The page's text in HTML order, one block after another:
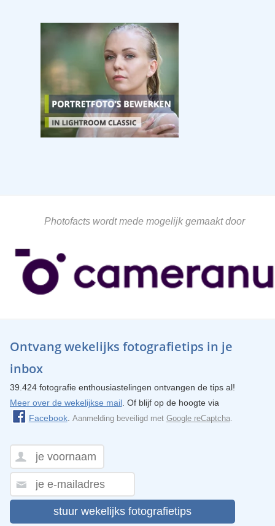
Photofacts wordt mede mogelijk gemaakt door
Ontvang wekelijks fotografietips in je
inbox
39.424 fotografie enthousiastelingen ontvangen de tips al!
Meer over de wekelijkse mail. Of blijf op de hoogte via
Facebook. Aanmelding beveiligd met Google reCaptcha.
stuur wekelijks fotografietips